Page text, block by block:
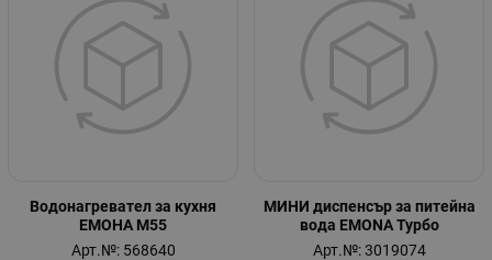
Водонагревател за кухня
ЕМОНА М55
Арт.№: 568640
МИНИ диспенсър за питейна
вода EMONA Турбо
Арт.№: 3019074